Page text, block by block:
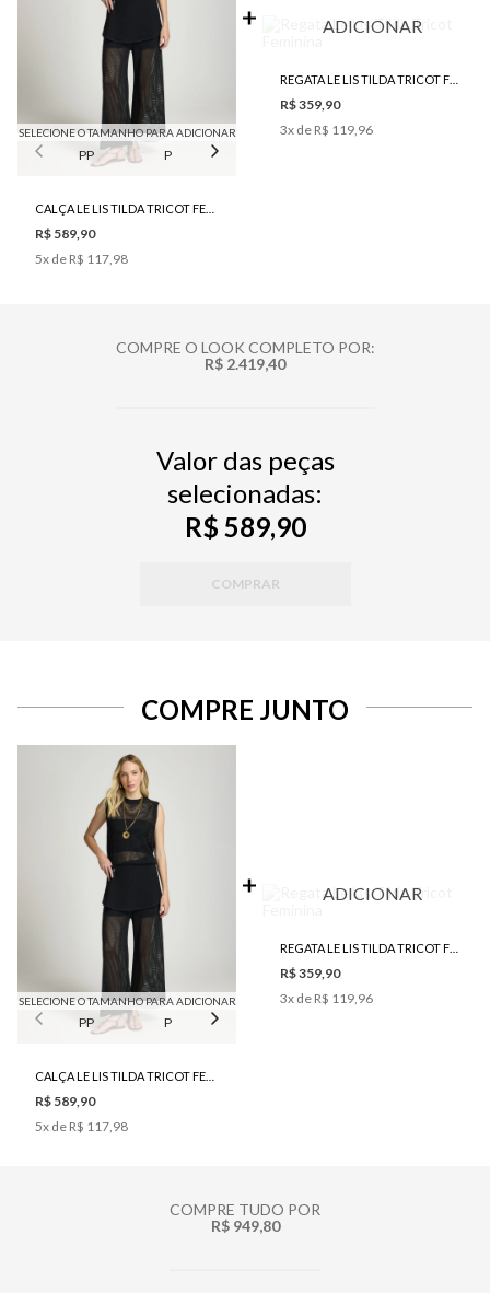
SELECIONE O TAMANHO PARA ADICIONAR
PP P
R$ 589,90
5x de R$ 117,98
ADICIONAR
R$ 359,90
3x de R$ 119,96
COMPRE O LOOK COMPLETO POR:
R$ 2.419,40
Valor das peças
selecionadas:
R$ 589,90
COMPRAR
COMPRE JUNTO
SELECIONE O TAMANHO PARA ADICIONAR
PP P
R$ 589,90
5x de R$ 117,98
ADICIONAR
R$ 359,90
3x de R$ 119,96
COMPRE TUDO POR
R$ 949,80